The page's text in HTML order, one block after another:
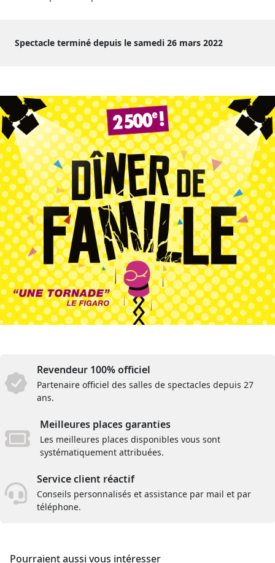
Spectacle terminé depuis le samedi 26 mars 2022
Revendeur 100% officiel
Partenaire officiel des salles de spectacles depuis 27
ans.
Meilleures places garanties
Les meilleures places disponibles vous sont
systématiquement attribuées.
Service client réactif
Conseils personnalisés et assistance par mail et par
téléphone.
Pourraient aussi vous intéresser